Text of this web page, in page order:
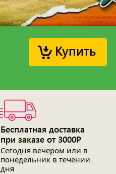
Купить
Бесплатная доставка
при заказе от 3000Р
Сегодня вечером или в
понедельник в течении
дня